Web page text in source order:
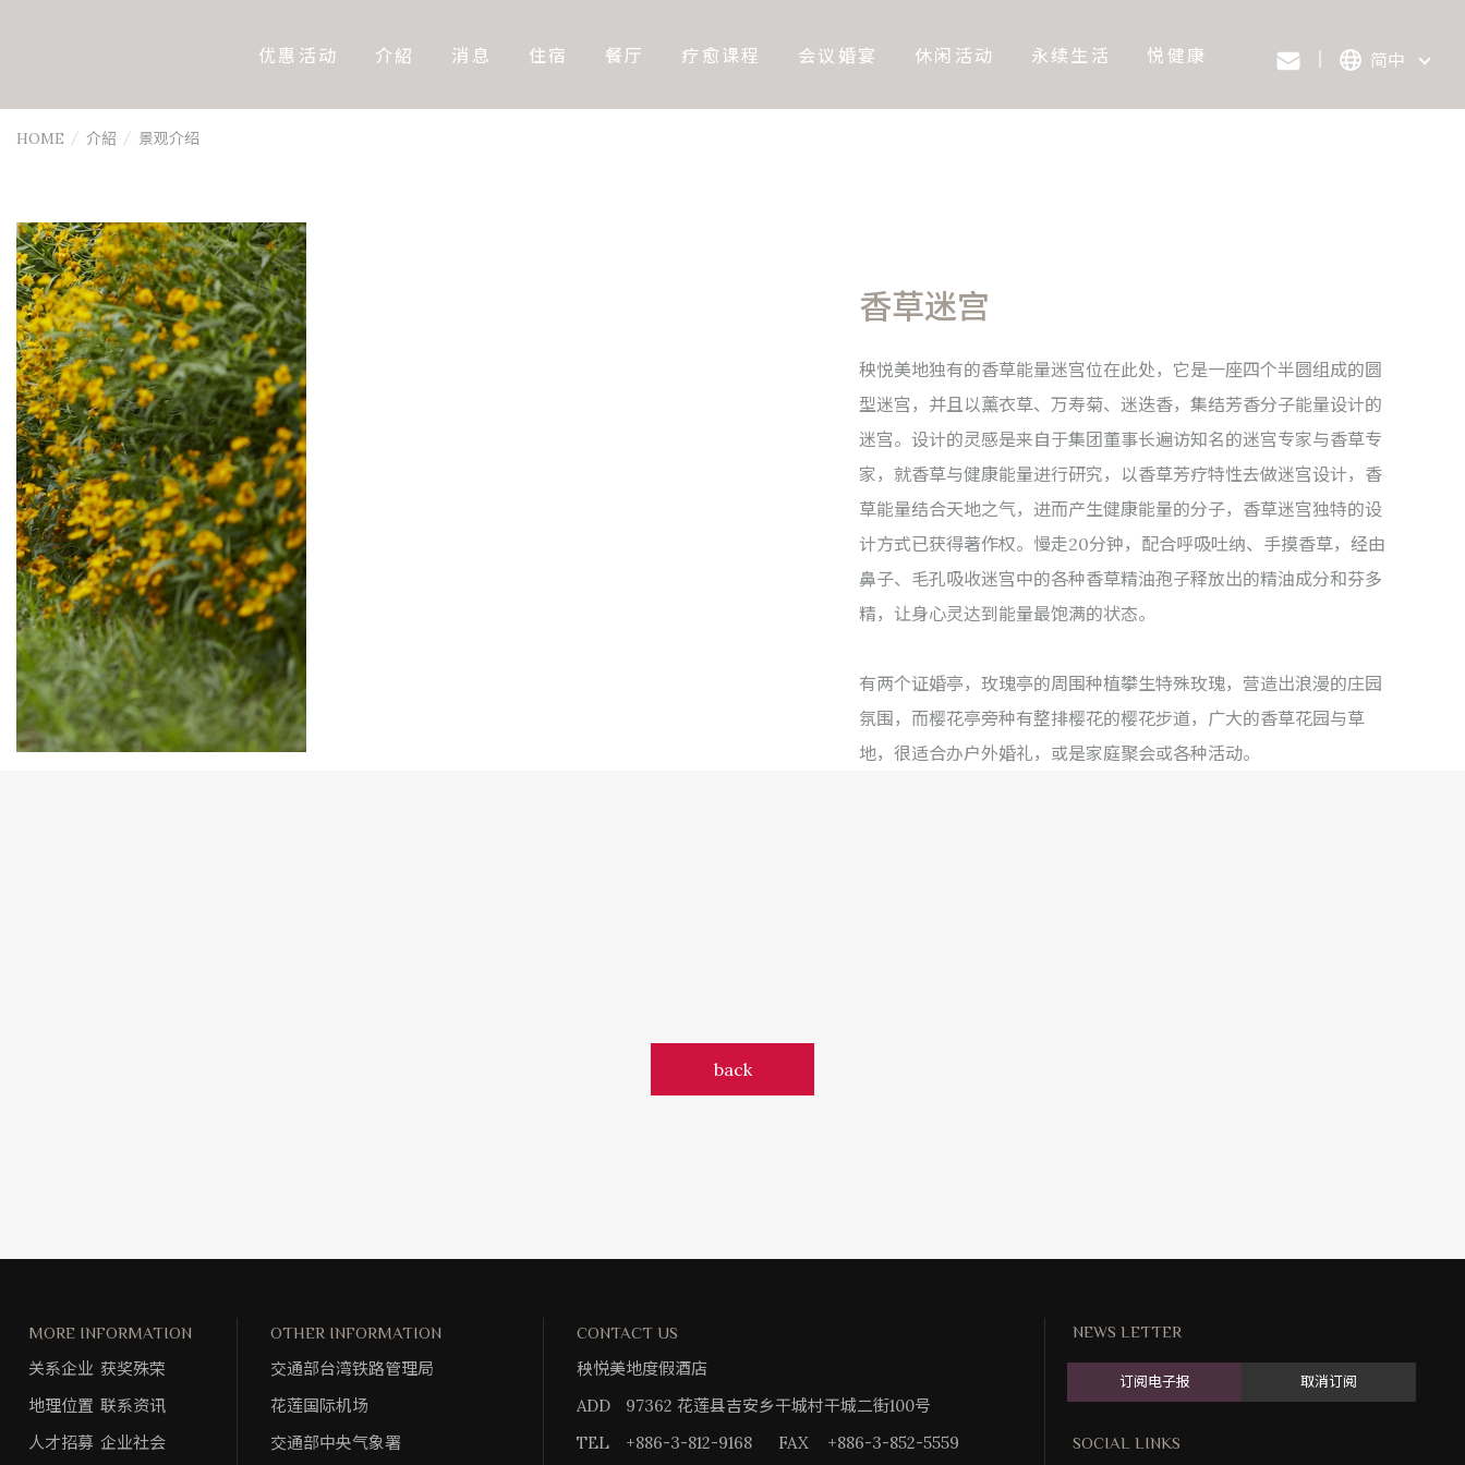
优惠活动 介紹 消息 住宿 餐厅 疗愈课程 会议婚宴 休闲活动 永续生活 悦健康 简中
HOME 介紹 景观介绍
香草迷宫
秧悦美地独有的香草能量迷宫位在此处，它是一座四个半圆组成的圆
型迷宫，并且以薰衣草、万寿菊、迷迭香，集结芳香分子能量设计的
迷宫。设计的灵感是来自于集团董事长遍访知名的迷宫专家与香草专
家，就香草与健康能量进行研究，以香草芳疗特性去做迷宫设计，香
草能量结合天地之气，进而产生健康能量的分子，香草迷宫独特的设
计方式已获得著作权。慢走20分钟，配合呼吸吐纳、手摸香草，经由
鼻子、毛孔吸收迷宫中的各种香草精油孢子释放出的精油成分和芬多
精，让身心灵达到能量最饱满的状态。
有两个证婚亭，玫瑰亭的周围种植攀生特殊玫瑰，营造出浪漫的庄园
氛围，而樱花亭旁种有整排樱花的樱花步道，广大的香草花园与草
地，很适合办户外婚礼，或是家庭聚会或各种活动。
back
NEWS LETTER
订阅电子报 取消订阅
SOCIAL LINKS
MORE INFORMATION
关系企业 获奖殊荣
地理位置 联系资讯
人才招募 企业社会
OTHER INFORMATION
交通部台湾铁路管理局
花莲国际机场
交通部中央气象署
CONTACT US
秧悦美地度假酒店
ADD
97362 花莲县吉安乡干城村干城二街100号
TEL
+886-3-812-9168 FAX +886-3-852-5559